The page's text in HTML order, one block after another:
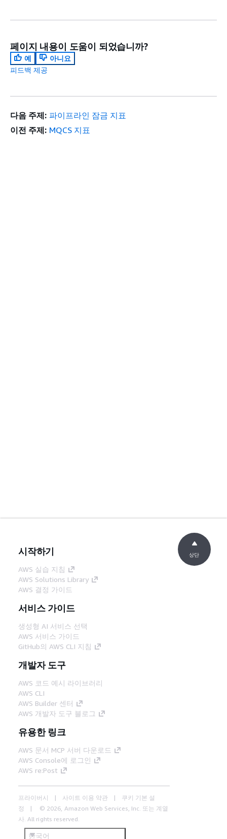
페이지 내용이 도움이 되었습니까?
예
아니요
피드백 제공
다음 주제: 파이프라인 잠금 지표
이전 주제: MQCS 지표
시작하기
AWS 실습 지침
AWS Solutions Library
AWS 결정 가이드
서비스 가이드
생성형 AI 서비스 선택
AWS 서비스 가이드
GitHub의 AWS CLI 지침
개발자 도구
AWS 코드 예시 라이브러리
AWS CLI
AWS Builder 센터
AWS 개발자 도구 블로그
유용한 링크
AWS 문서 MCP 서버 다운로드
AWS Console에 로그인
AWS re:Post
프라이버시 사이트 이용 약관
쿠키 기본 설
정
© 2026, Amazon Web Services, Inc. 또는 계열
사. All rights reserved.
한국어
상단